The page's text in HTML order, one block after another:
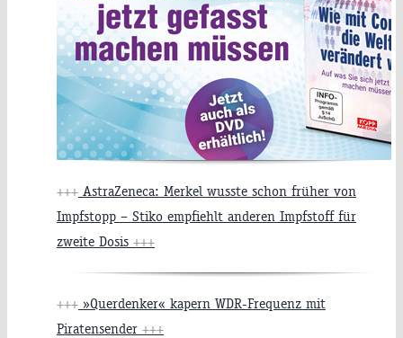
+++ AstraZeneca: Merkel wusste schon früher von
Impfstopp – Stiko empfiehlt anderen Impfstoff für
zweite Dosis +++
+++ »Querdenker« kapern WDR-Frequenz mit
Piratensender +++